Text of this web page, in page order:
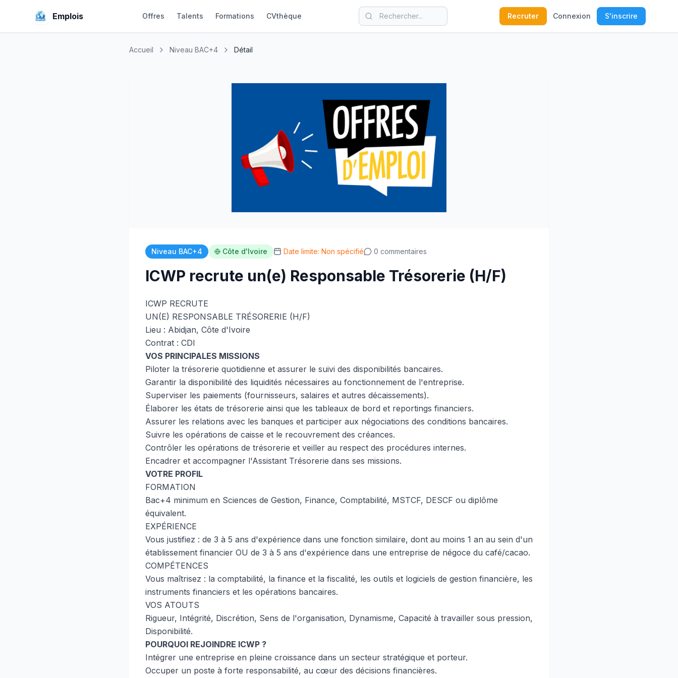
Emplois Offres Talents Formations CVthèque Recruter Connexion S'inscrire
Accueil Niveau BAC+4 Détail
Niveau BAC+4 Côte d'Ivoire Date limite: Non spécifié 0 commentaires
ICWP recrute un(e) Responsable Trésorerie (H/F)
ICWP RECRUTE
UN(E) RESPONSABLE TRÉSORERIE (H/F)
Lieu : Abidjan, Côte d'Ivoire
Contrat : CDI
VOS PRINCIPALES MISSIONS
Piloter la trésorerie quotidienne et assurer le suivi des disponibilités bancaires.
Garantir la disponibilité des liquidités nécessaires au fonctionnement de l'entreprise.
Superviser les paiements (fournisseurs, salaires et autres décaissements).
Élaborer les états de trésorerie ainsi que les tableaux de bord et reportings financiers.
Assurer les relations avec les banques et participer aux négociations des conditions bancaires.
Suivre les opérations de caisse et le recouvrement des créances.
Contrôler les opérations de trésorerie et veiller au respect des procédures internes.
Encadrer et accompagner l'Assistant Trésorerie dans ses missions.
VOTRE PROFIL
FORMATION
Bac+4 minimum en Sciences de Gestion, Finance, Comptabilité, MSTCF, DESCF ou diplôme
équivalent.
EXPÉRIENCE
Vous justifiez : de 3 à 5 ans d'expérience dans une fonction similaire, dont au moins 1 an au sein d'un
établissement financier OU de 3 à 5 ans d'expérience dans une entreprise de négoce du café/cacao.
COMPÉTENCES
Vous maîtrisez : la comptabilité, la finance et la fiscalité, les outils et logiciels de gestion financière, les
instruments financiers et les opérations bancaires.
VOS ATOUTS
Rigueur, Intégrité, Discrétion, Sens de l'organisation, Dynamisme, Capacité à travailler sous pression,
Disponibilité.
POURQUOI REJOINDRE ICWP ?
Intégrer une entreprise en pleine croissance dans un secteur stratégique et porteur.
Occuper un poste à forte responsabilité, au cœur des décisions financières.